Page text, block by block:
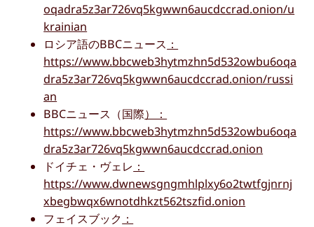
oqadra5z3ar726vq5kgwwn6aucdccrad.onion/u
krainian
ロシア語のBBCニュース ：
https://www.bbcweb3hytmzhn5d532owbu6oqa
dra5z3ar726vq5kgwwn6aucdccrad.onion/russi
an
BBCニュース（国際）：
https://www.bbcweb3hytmzhn5d532owbu6oqa
dra5z3ar726vq5kgwwn6aucdccrad.onion
ドイチェ・ヴェレ ：
https://www.dwnewsgngmhlplxy6o2twtfgjnrnj
xbegbwqx6wnotdhkzt562tszfid.onion
フェイスブック ：